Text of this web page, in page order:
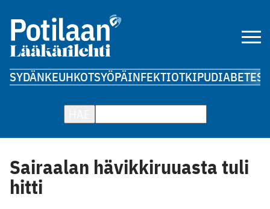
SYDÄNKEUHKOTSYÖPÄINFEKTIOTKIPUDIABETES
Sairaalan hävikkiruuasta tuli
hitti